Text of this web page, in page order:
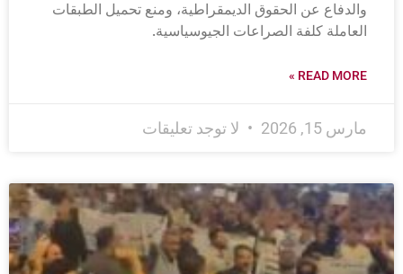
والدفاع عن الحقوق الديمقراطية، ومنع تحميل الطبقات
العاملة كلفة الصراعات الجيوسياسية.
READ MORE »
مارس 15, 2026 لا توجد تعليقات